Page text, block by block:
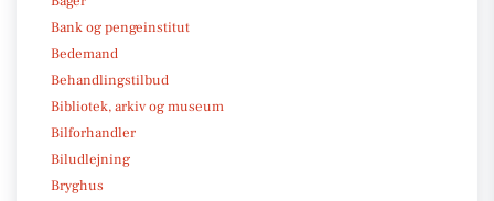
Bank og pengeinstitut
Bedemand
Behandlingstilbud
Bibliotek, arkiv og museum
Bilforhandler
Biludlejning
Bryghus